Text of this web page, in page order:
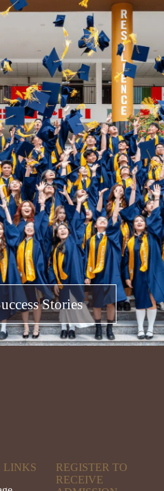
Stories
LINKS
REGISTER TO
RECEIVE